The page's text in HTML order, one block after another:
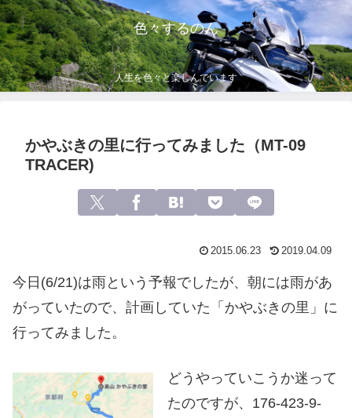
色々するのん
人生を色々と楽しんでいます
かやぶきの里に行ってみました（MT-09
TRACER)
2015.06.23 2019.04.09
今日(6/21)は雨という予報でしたが、朝には雨があ
がっていたので、計画していた「かやぶきの里」に
行ってみました。
どうやっていこうか迷って
たのですが、176-423-9-